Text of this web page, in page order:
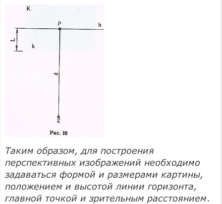
Таким образом, для построения
перспективных изображений необходимо
задаваться формой и размерами картины,
положением и высотой линии горизонта,
главной точкой и зрительным расстоянием.